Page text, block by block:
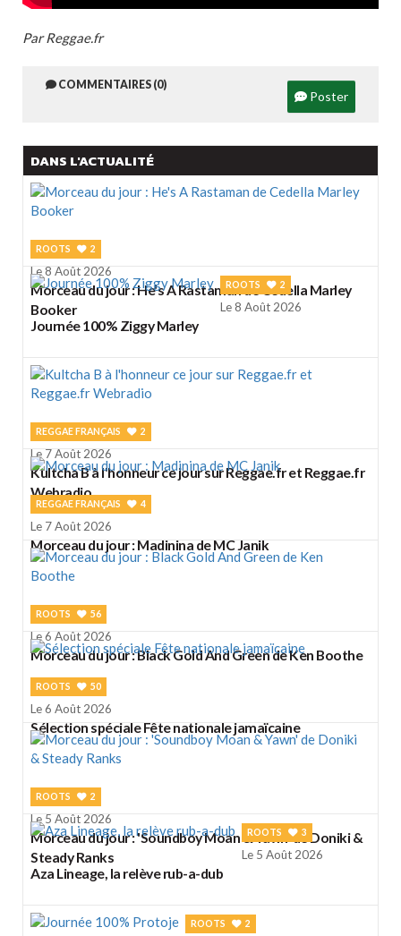
Par Reggae.fr
COMMENTAIRES (0)
Poster
DANS L'ACTUALITÉ
ROOTS 2
Le 8 Août 2026
Morceau du jour : He's A Rastaman de Cedella Marley
Booker
ROOTS 2
Le 8 Août 2026
Journée 100% Ziggy Marley
REGGAE FRANÇAIS 2
Le 7 Août 2026
Kultcha B à l'honneur ce jour sur Reggae.fr et Reggae.fr
Webradio
REGGAE FRANÇAIS 4
Le 7 Août 2026
Morceau du jour : Madinina de MC Janik
ROOTS 56
Le 6 Août 2026
Morceau du jour : Black Gold And Green de Ken Boothe
ROOTS 50
Le 6 Août 2026
Sélection spéciale Fête nationale jamaïcaine
ROOTS 2
Le 5 Août 2026
Morceau du jour : 'Soundboy Moan & Yawn' de Doniki &
Steady Ranks
ROOTS 3
Le 5 Août 2026
Aza Lineage, la relève rub-a-dub
ROOTS 2